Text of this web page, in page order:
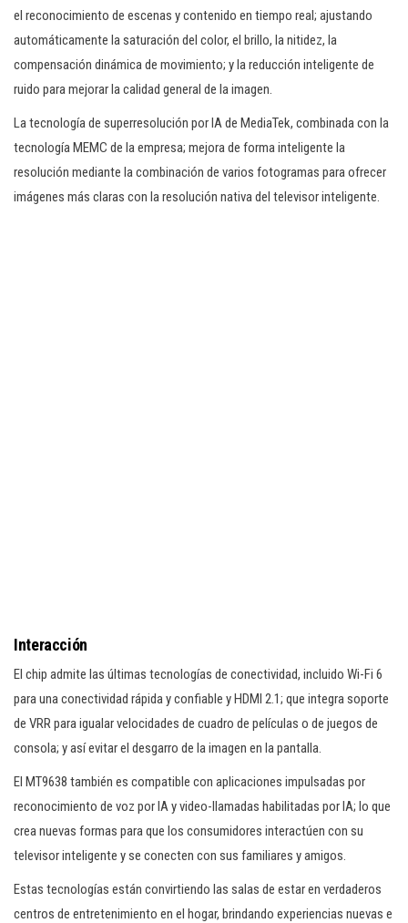
el reconocimiento de escenas y contenido en tiempo real; ajustando
automáticamente la saturación del color, el brillo, la nitidez, la
compensación dinámica de movimiento; y la reducción inteligente de
ruido para mejorar la calidad general de la imagen.
La tecnología de superresolución por IA de MediaTek, combinada con la
tecnología MEMC de la empresa; mejora de forma inteligente la
resolución mediante la combinación de varios fotogramas para ofrecer
imágenes más claras con la resolución nativa del televisor inteligente.
Interacción
El chip admite las últimas tecnologías de conectividad, incluido Wi-Fi 6
para una conectividad rápida y confiable y HDMI 2.1; que integra soporte
de VRR para igualar velocidades de cuadro de películas o de juegos de
consola; y así evitar el desgarro de la imagen en la pantalla.
El MT9638 también es compatible con aplicaciones impulsadas por
reconocimiento de voz por IA y video-llamadas habilitadas por IA; lo que
crea nuevas formas para que los consumidores interactúen con su
televisor inteligente y se conecten con sus familiares y amigos.
Estas tecnologías están convirtiendo las salas de estar en verdaderos
centros de entretenimiento en el hogar, brindando experiencias nuevas e